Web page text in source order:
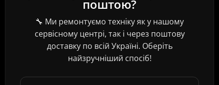
поштою?
🔧 Ми ремонтуємо техніку як у нашому
сервісному центрі, так і через поштову
доставку по всій Україні. Оберіть
найзручніший спосіб!